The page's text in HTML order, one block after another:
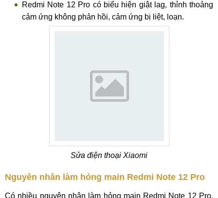
Redmi Note 12 Pro có biểu hiện giật lag, thỉnh thoảng
cảm ứng không phản hồi, cảm ứng bị liệt, loạn.
Sửa điện thoại Xiaomi
Nguyên nhân làm hỏng main Redmi Note 12 Pro
Có nhiều nguyên nhân làm hỏng main Redmi Note 12 Pro.